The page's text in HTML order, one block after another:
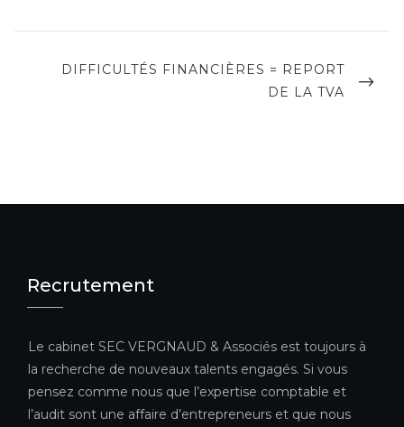
NEXT
DIFFICULTÉS FINANCIÈRES = REPORT
DE LA TVA
Recrutement
Le cabinet SEC VERGNAUD & Associés est toujours à
la recherche de nouveaux talents engagés. Si vous
pensez comme nous que l’expertise comptable et
l’audit sont une affaire d’entrepreneurs et que nous